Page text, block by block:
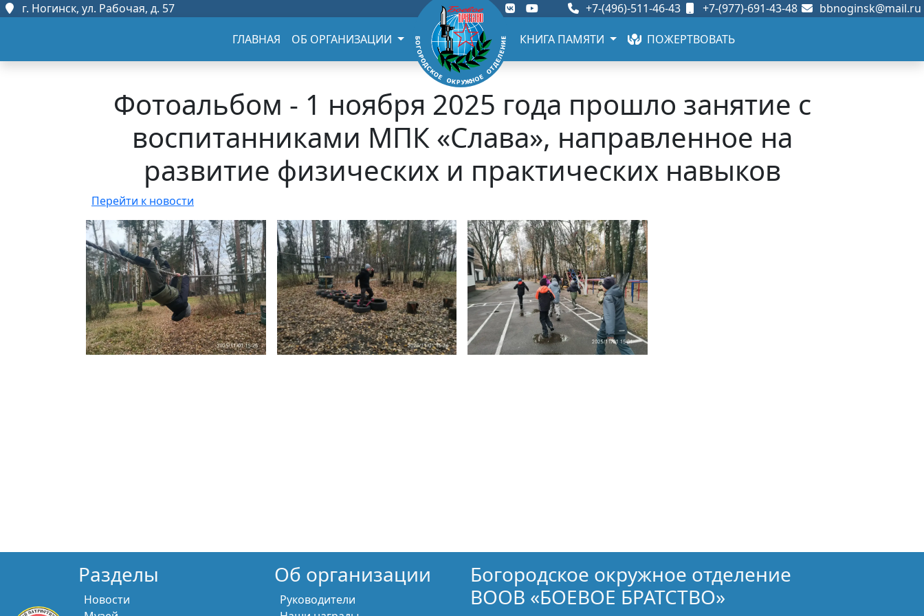
г. Ногинск, ул. Рабочая, д. 57 +7-(496)-511-46-43 +7-(977)-691-43-48 bbnoginsk@mail.ru
ГЛАВНАЯ ОБ ОРГАНИЗАЦИИ КНИГА ПАМЯТИ ПОЖЕРТВОВАТЬ
Фотоальбом - 1 ноября 2025 года прошло занятие с
воспитанниками МПК «Слава», направленное на
развитие физических и практических навыков
Перейти к новости
Разделы
Новости
Об организации
Руководители
Богородское окружное отделение
ВООВ «БОЕВОЕ БРАТСТВО»